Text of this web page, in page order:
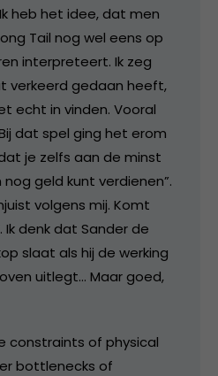
Ik heb het idee, dat men
Tail nog wel eens op
interpreteert. Ik zeg
verkeerd gedaan heeft,
echt in vinden. Vooral
dat spel ging het erom
je zelfs aan de minst
geld kunt verdienen”.
volgens mij. Komt
Ik denk dat Sander de
slaat als hij de werking
uitlegt… Maar goed,
constraints of physical
bottlenecks of